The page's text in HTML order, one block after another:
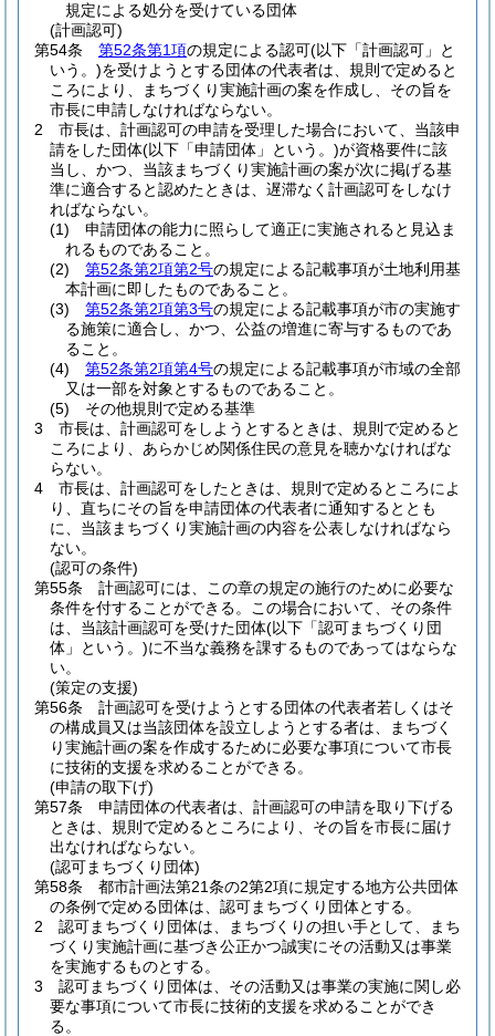
規定による処分を受けている団体
(計画認可)
第54条
第52条第1項の規定による認可(以下「計画認可」と
いう。)を受けようとする団体の代表者は、規則で定めると
ころにより、まちづくり実施計画の案を作成し、その旨を
市長に申請しなければならない。
2
市長は、計画認可の申請を受理した場合において、当該申
請をした団体(以下「申請団体」という。)が資格要件に該
当し、かつ、当該まちづくり実施計画の案が次に掲げる基
準に適合すると認めたときは、遅滞なく計画認可をしなけ
ればならない。
(1)
申請団体の能力に照らして適正に実施されると見込ま
れるものであること。
(2)
第52条第2項第2号の規定による記載事項が土地利用基
本計画に即したものであること。
(3)
第52条第2項第3号の規定による記載事項が市の実施す
る施策に適合し、かつ、公益の増進に寄与するものであ
ること。
(4)
第52条第2項第4号の規定による記載事項が市域の全部
又は一部を対象とするものであること。
(5)
その他規則で定める基準
3
市長は、計画認可をしようとするときは、規則で定めると
ころにより、あらかじめ関係住民の意見を聴かなければな
らない。
4
市長は、計画認可をしたときは、規則で定めるところによ
り、直ちにその旨を申請団体の代表者に通知するととも
に、当該まちづくり実施計画の内容を公表しなければなら
ない。
(認可の条件)
第55条
計画認可には、この章の規定の施行のために必要な
条件を付することができる。
この場合において、その条件
は、当該計画認可を受けた団体(以下「認可まちづくり団
体」という。)に不当な義務を課するものであってはならな
い。
(策定の支援)
第56条
計画認可を受けようとする団体の代表者若しくはそ
の構成員又は当該団体を設立しようとする者は、まちづく
り実施計画の案を作成するために必要な事項について市長
に技術的支援を求めることができる。
(申請の取下げ)
第57条
申請団体の代表者は、計画認可の申請を取り下げる
ときは、規則で定めるところにより、その旨を市長に届け
出なければならない。
(認可まちづくり団体)
第58条
都市計画法第21条の2第2項に規定する地方公共団体
の条例で定める団体は、認可まちづくり団体とする。
2
認可まちづくり団体は、まちづくりの担い手として、まち
づくり実施計画に基づき公正かつ誠実にその活動又は事業
を実施するものとする。
3
認可まちづくり団体は、その活動又は事業の実施に関し必
要な事項について市長に技術的支援を求めることができ
る。